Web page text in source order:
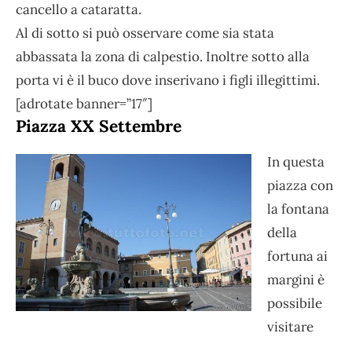
cancello a cataratta.
Al di sotto si può osservare come sia stata
abbassata la zona di calpestio. Inoltre sotto alla
porta vi è il buco dove inserivano i figli illegittimi.
[adrotate banner=”17″]
Piazza XX Settembre
In questa
piazza con
la fontana
della
fortuna ai
margini è
possibile
visitare